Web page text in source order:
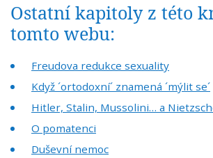
Ostatní kapitoly z této
tomto webu:
Freudova redukce sexuality
Když ´ortodoxní´ znamená ´mýlit se´
Hitler, Stalin, Mussolini… a
O pomatenci
Duševní nemoc